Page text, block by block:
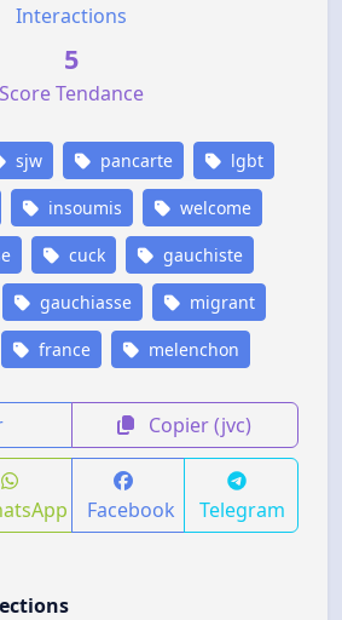
Interactions
5
Score Tendance
sjw pancarte lgbt
insoumis welcome
cuck gauchiste
gauchiasse migrant
france melenchon
Copier (jvc)
Facebook Telegram